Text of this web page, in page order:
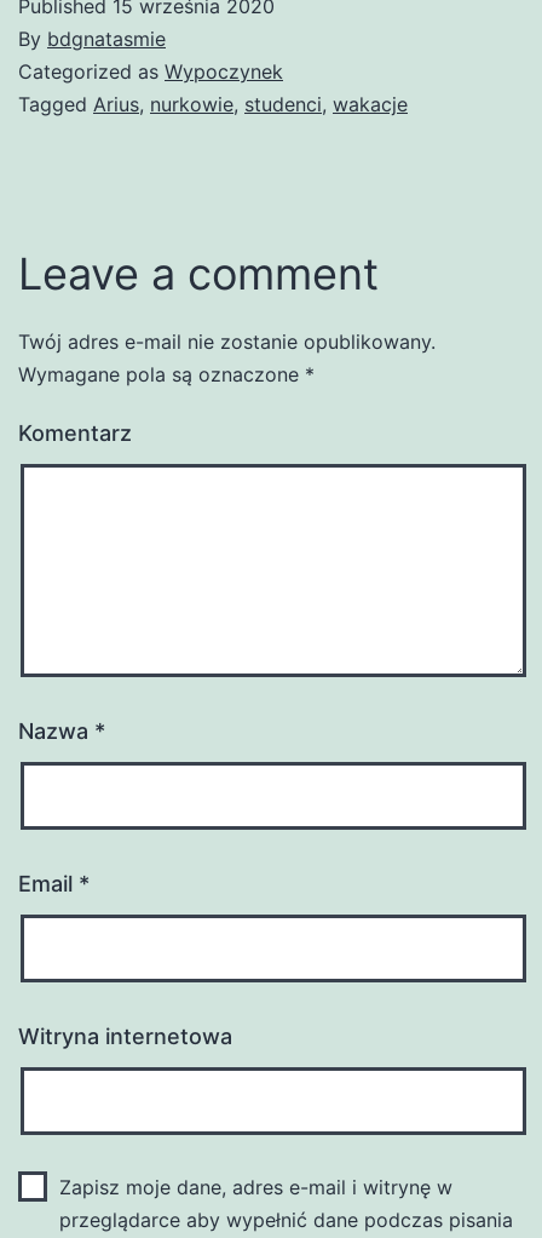
Published 15 września 2020
By bdgnatasmie
Categorized as Wypoczynek
Tagged Arius, nurkowie, studenci, wakacje
Leave a comment
Twój adres e-mail nie zostanie opublikowany.
Wymagane pola są oznaczone *
Komentarz
Nazwa *
Email *
Witryna internetowa
Zapisz moje dane, adres e-mail i witrynę w
przeglądarce aby wypełnić dane podczas pisania